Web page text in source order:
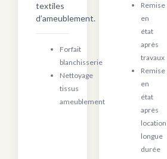
Remise
en
état
après
travaux
Remise
en
état
après
location
longue
durée
textiles
d’ameublement.
Forfait
blanchisserie
Nettoyage
tissus
ameublement